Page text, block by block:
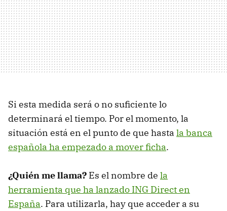
Si esta medida será o no suficiente lo
determinará el tiempo. Por el momento, la
situación está en el punto de que hasta la banca
española ha empezado a mover ficha.
¿Quién me llama? Es el nombre de la
herramienta que ha lanzado ING Direct en
España. Para utilizarla, hay que acceder a su